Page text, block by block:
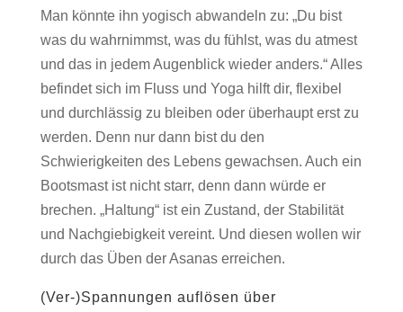
Man könnte ihn yogisch abwandeln zu: „Du bist
was du wahrnimmst, was du fühlst, was du atmest
und das in jedem Augenblick wieder anders.“ Alles
befindet sich im Fluss und Yoga hilft dir, flexibel
und durchlässig zu bleiben oder überhaupt erst zu
werden. Denn nur dann bist du den
Schwierigkeiten des Lebens gewachsen. Auch ein
Bootsmast ist nicht starr, denn dann würde er
brechen. „Haltung“ ist ein Zustand, der Stabilität
und Nachgiebigkeit vereint. Und diesen wollen wir
durch das Üben der Asanas erreichen.
(Ver-)Spannungen auflösen über